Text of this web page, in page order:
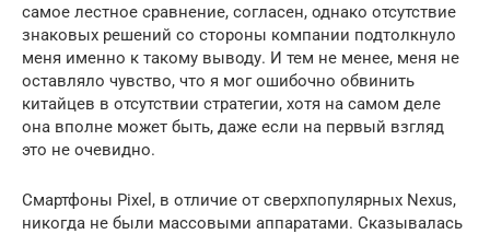
самое лестное сравнение, согласен, однако отсутствие
знаковых решений со стороны компании подтолкнуло
меня именно к такому выводу. И тем не менее, меня не
оставляло чувство, что я мог ошибочно обвинить
китайцев в отсутствии стратегии, хотя на самом деле
она вполне может быть, даже если на первый взгляд
это не очевидно.
Смартфоны Pixel, в отличие от сверхпопулярных Nexus,
никогда не были массовыми аппаратами. Сказывалась